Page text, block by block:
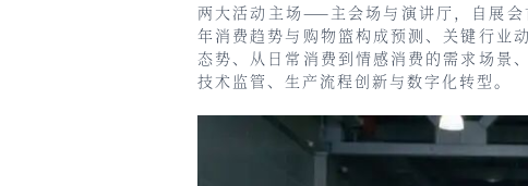
两大活动主场——主会场与演讲厅，自展
年消费趋势与购物篮构成预测、关键行业
态势、从日常消费到情感消费的需求场景
技术监管、生产流程创新与数字化转型。